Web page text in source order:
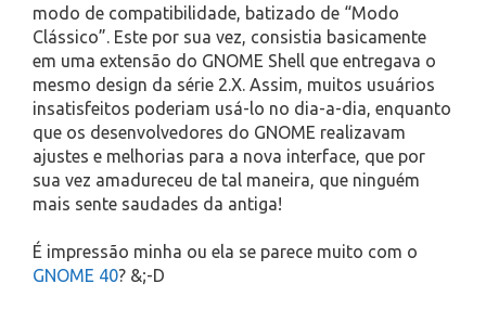
modo de compatibilidade, batizado de “Modo
Clássico”. Este por sua vez, consistia basicamente
em uma extensão do GNOME Shell que entregava o
mesmo design da série 2.X. Assim, muitos usuários
insatisfeitos poderiam usá-lo no dia-a-dia, enquanto
que os desenvolvedores do GNOME realizavam
ajustes e melhorias para a nova interface, que por
sua vez amadureceu de tal maneira, que ninguém
mais sente saudades da antiga!
É impressão minha ou ela se parece muito com o
GNOME 40? &;-D